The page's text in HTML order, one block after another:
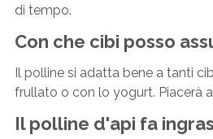
di tempo.
Con che cibi posso
Il polline si adatta bene a tanti
frullato o con lo yogurt. Piacerà
Il polline d'api fa